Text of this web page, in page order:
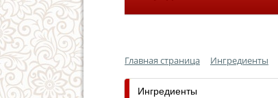
Главная страница Ингредиенты
Ингредиенты